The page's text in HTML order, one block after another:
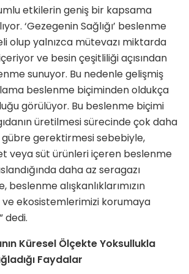
etkilerin geniş bir kapsama
‘Gezegenin Sağlığı’ beslenme
olup yalnızca mütevazı miktarda
ve besin çeşitliliği açısından
sunuyor. Bu nedenle gelişmiş
beslenme biçiminden oldukça
görülüyor. Bu beslenme biçimi
üretilmesi sürecinde çok daha
gerektirmesi sebebiyle,
veya süt ürünleri içeren beslenme
daha az seragazı
beslenme alışkanlıklarımızın
ve ekosistemlerimizi korumaya
dedi.
Küresel Ölçekte Yoksullukla
Faydalar